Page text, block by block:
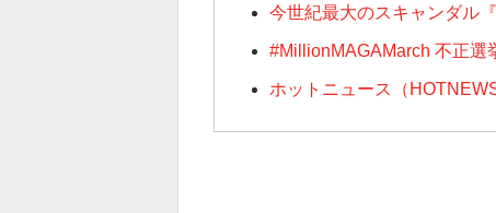
今世紀最大のスキャンダル
#MillionMAGAMarch 不正選
ホットニュース（